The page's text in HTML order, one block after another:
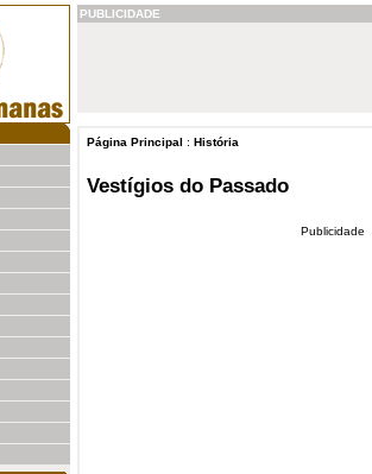
PUBLICIDADE
Página Principal : História
Vestígios do Passado
Publicidade